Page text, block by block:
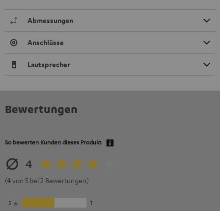
Abmessungen
Anschlüsse
Lautsprecher
Bewertungen
So bewerten Kunden dieses Produkt
4
(4 von 5 bei 2 Bewertungen)
5
1